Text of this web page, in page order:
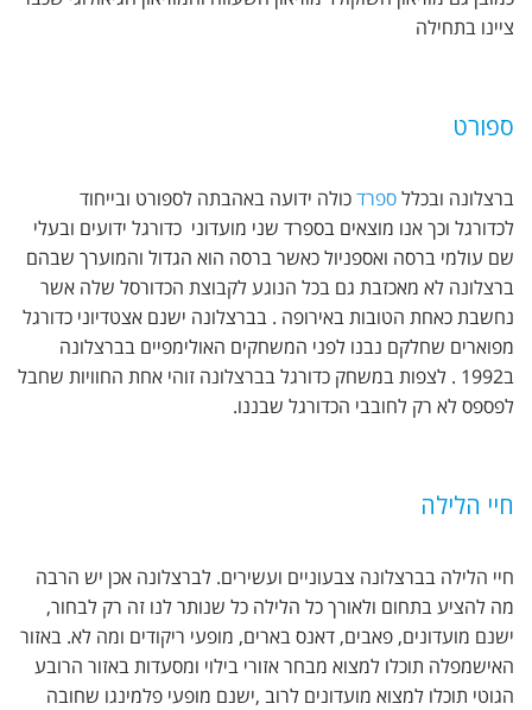
ציינו בתחילה
ספורט
ברצלונה ובכללספרדכולה ידועה באהבתה לספורט ובייחוד
לכדורגל וכך אנו מוצאים בספרד שני מועדוני כדורגל ידועים ובעלי
שם עולמי ברסה ואספניול כאשר ברסה הוא הגדול והמוערך שבהם
ברצלונה לא מאכזבת גם בכל הנוגע לקבוצת הכדורסל שלה אשר
נחשבת כאחת הטובות באירופה . בברצלונה ישנם אצטדיוני כדורגל
מפוארים שחלקם נבנו לפני המשחקים האולימפיים בברצלונה
ב1992 . לצפות במשחק כדורגל בברצלונה זוהי אחת החוויות שחבל
לפספס לא רק לחובבי הכדורגל שבננו.
חיי הלילה
חיי הלילה בברצלונה צבעוניים ועשירים. לברצלונה אכן יש הרבה
מה להציע בתחום ולאורך כל הלילה כל שנותר לנו זה רק לבחור,
ישנם מועדונים, פאבים, דאנס בארים, מופעי ריקודים ומה לא. באזור
האישמפלה תוכלו למצוא מבחר אזורי בילוי ומסעדות באזור הרובע
הגוטי תוכלו למצוא מועדונים לרוב ,ישנם מופעי פלמינגו שחובה